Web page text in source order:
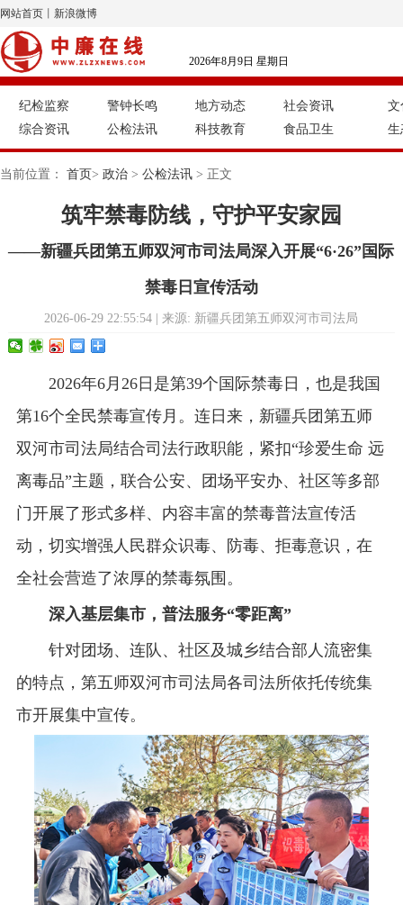
网站首页 新浪微博
2026年8月9日 星期日
纪检监察 警钟长鸣 地方动态
社会资讯
综合资讯
公检法讯 科技教育 食品卫生
文
生
当前位置： 首页> 政治 > 公检法讯 > 正文
筑牢禁毒防线，守护平安家园
——新疆兵团第五师双河市司法局深入开展“6·26”国际
禁毒日宣传活动
2026-06-29 22:55:54 | 来源: 新疆兵团第五师双河市司法局
2026年6月26日是第39个国际禁毒日，也是我国
第16个全民禁毒宣传月。连日来，新疆兵团第五师
双河市司法局结合司法行政职能，紧扣“珍爱生命 远
离毒品”主题，联合公安、团场平安办、社区等多部
门开展了形式多样、内容丰富的禁毒普法宣传活
动，切实增强人民群众识毒、防毒、拒毒意识，在
全社会营造了浓厚的禁毒氛围。
深入基层集市，普法服务“零距离”‌
针对团场、连队、社区及城乡结合部人流密集
的特点，第五师双河市司法局各司法所依托传统集
市开展集中宣传。